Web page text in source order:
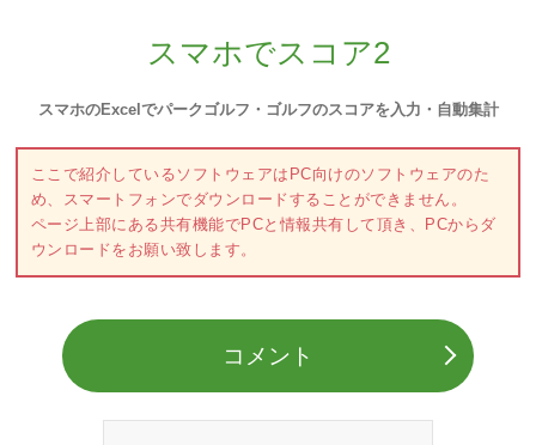
スマホでスコア2
スマホのExcelでパークゴルフ・ゴルフのスコアを入力・自動集計
ここで紹介しているソフトウェアはPC向けのソフトウェアのた
め、スマートフォンでダウンロードすることができません。
ページ上部にある共有機能でPCと情報共有して頂き、PCからダ
ウンロードをお願い致します。
コメント